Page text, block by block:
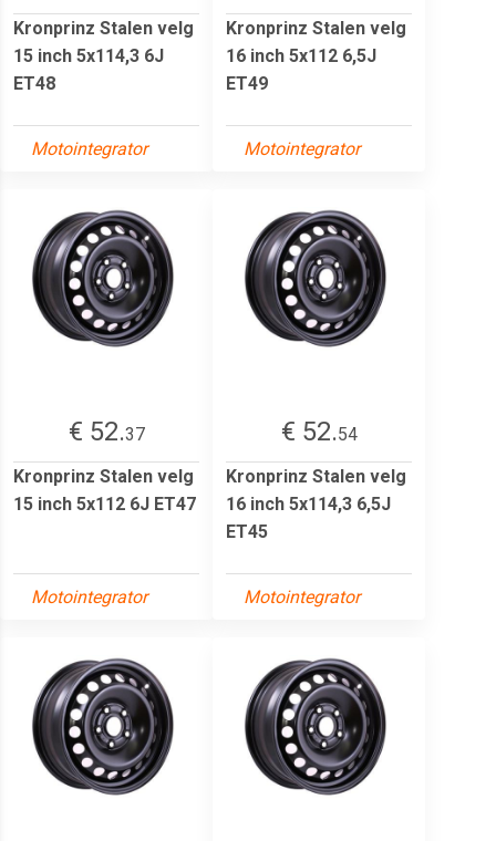
Kronprinz Stalen velg
15 inch 5x114,3 6J
ET48
Motointegrator
Kronprinz Stalen velg
16 inch 5x112 6,5J
ET49
Motointegrator
€ 52.37
Kronprinz Stalen velg
15 inch 5x112 6J ET47
Motointegrator
€ 52.54
Kronprinz Stalen velg
16 inch 5x114,3 6,5J
ET45
Motointegrator